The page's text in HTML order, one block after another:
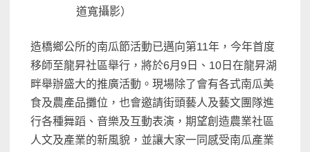
道寬攝影）
造橋鄉公所的南瓜節活動已邁向第11年，今年首度
移師至龍昇社區舉行，將於6月9日、10日在龍昇湖
畔舉辦盛大的推廣活動。現場除了會有各式南瓜美
食及農產品攤位，也會邀請街頭藝人及藝文團隊進
行各種舞蹈、音樂及互動表演，期望創造農業社區
人文及產業的新風貌，並讓大家一同感受南瓜產業